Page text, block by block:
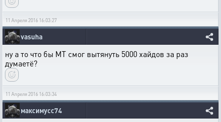
11 Апреля 2016 16:03:27
vasuha
ну а то что бы МТ смог вытянуть 5000 хайдов за раз
думаетё?
11 Апреля 2016 16:03:34
максимусс74